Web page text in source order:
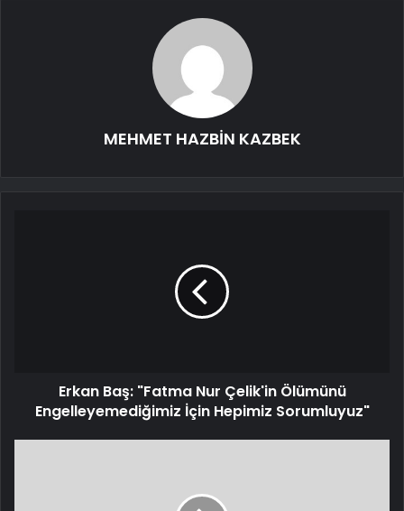
MEHMET HAZBİN KAZBEK
Erkan Baş: "Fatma Nur Çelik'in Ölümünü
Engelleyemediğimiz İçin Hepimiz Sorumluyuz"